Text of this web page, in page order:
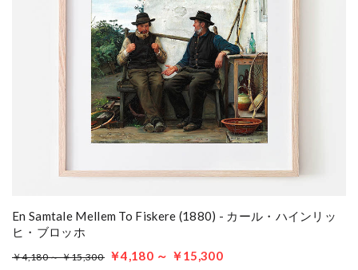
En Samtale Mellem To Fiskere (1880) - カール・ハインリッ
ヒ・ブロッホ
￥4,180 ～ ￥15,300 ￥4,180 ～ ￥15,300